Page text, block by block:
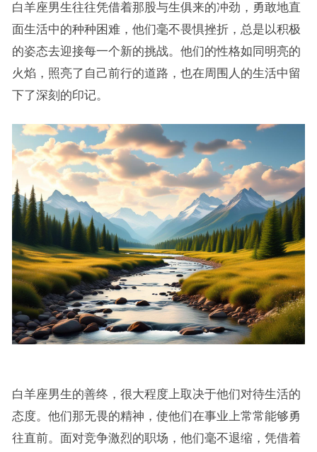
白羊座男生往往凭借着那股与生俱来的冲劲，勇敢地直
面生活中的种种困难，他们毫不畏惧挫折，总是以积极
的姿态去迎接每一个新的挑战。他们的性格如同明亮的
火焰，照亮了自己前行的道路，也在周围人的生活中留
下了深刻的印记。
白羊座男生的善终，很大程度上取决于他们对待生活的
态度。他们那无畏的精神，使他们在事业上常常能够勇
往直前。面对竞争激烈的职场，他们毫不退缩，凭借着